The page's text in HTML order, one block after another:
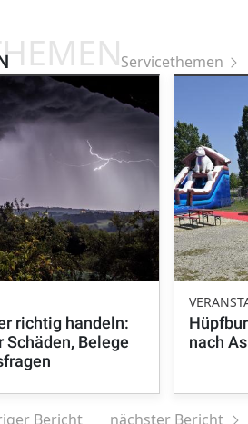
Servicethemen
richtig handeln:
Schäden, Belege
nach
Bericht nächster Bericht